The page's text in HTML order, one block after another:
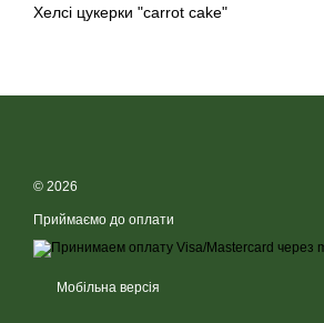
Хелсі цукерки "carrot cake"
© 2026
Приймаємо до оплати
Мобільна версія